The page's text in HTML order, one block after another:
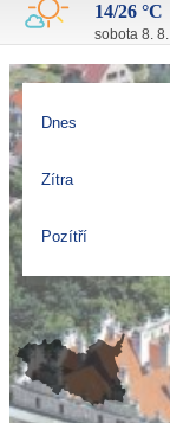
14/26 °C
sobota 8. 8.
Dnes
Zítra
Pozítří